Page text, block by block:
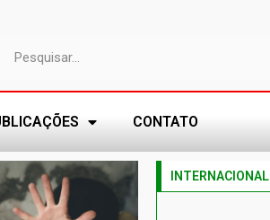
CONTATO
INTERNACIONAL